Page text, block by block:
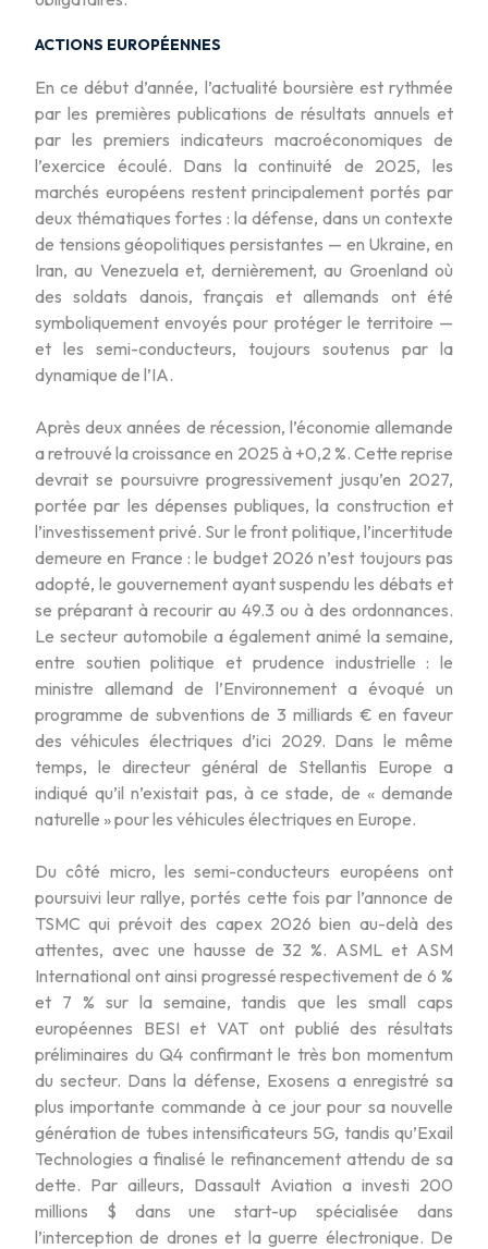
ACTIONS EUROPÉENNES
En ce début d’année, l’actualité boursière est rythmée
par les premières publications de résultats annuels et
par les premiers indicateurs macroéconomiques de
l’exercice écoulé. Dans la continuité de 2025, les
marchés européens restent principalement portés par
deux thématiques fortes : la défense, dans un contexte
de tensions géopolitiques persistantes — en Ukraine, en
Iran, au Venezuela et, dernièrement, au Groenland où
des soldats danois, français et allemands ont été
symboliquement envoyés pour protéger le territoire —
et les semi-conducteurs, toujours soutenus par la
dynamique de l’IA.
Après deux années de récession, l’économie allemande
a retrouvé la croissance en 2025 à +0,2 %. Cette reprise
devrait se poursuivre progressivement jusqu’en 2027,
portée par les dépenses publiques, la construction et
l’investissement privé. Sur le front politique, l’incertitude
demeure en France : le budget 2026 n’est toujours pas
adopté, le gouvernement ayant suspendu les débats et
se préparant à recourir au 49.3 ou à des ordonnances.
Le secteur automobile a également animé la semaine,
entre soutien politique et prudence industrielle : le
ministre allemand de l’Environnement a évoqué un
programme de subventions de 3 milliards € en faveur
des véhicules électriques d’ici 2029. Dans le même
temps, le directeur général de Stellantis Europe a
indiqué qu’il n’existait pas, à ce stade, de « demande
naturelle » pour les véhicules électriques en Europe.
Du côté micro, les semi-conducteurs européens ont
poursuivi leur rallye, portés cette fois par l’annonce de
TSMC qui prévoit des capex 2026 bien au-delà des
attentes, avec une hausse de 32 %. ASML et ASM
International ont ainsi progressé respectivement de 6 %
et 7 % sur la semaine, tandis que les small caps
européennes BESI et VAT ont publié des résultats
préliminaires du Q4 confirmant le très bon momentum
du secteur. Dans la défense, Exosens a enregistré sa
plus importante commande à ce jour pour sa nouvelle
génération de tubes intensificateurs 5G, tandis qu’Exail
Technologies a finalisé le refinancement attendu de sa
dette. Par ailleurs, Dassault Aviation a investi 200
millions $ dans une start-up spécialisée dans
l’interception de drones et la guerre électronique. De